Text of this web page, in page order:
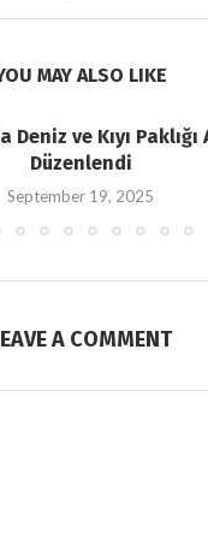
MAY ALSO LIKE
Deniz ve Kıyı
Düzenlendi
September 19, 2025
A COMMENT